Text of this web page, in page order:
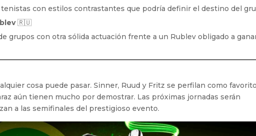
con estilos contrastantes que podría definir el destino del
🇷🇺
grupos con otra sólida actuación frente a un Rublev obligado a
cosa puede pasar. Sinner, Ruud y Fritz se perfilan como
aún tienen mucho por demostrar. Las próximas jornadas serán
a las semifinales del prestigioso evento.